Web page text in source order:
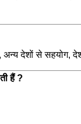
देशों से सहयोग, देश
हैं ?